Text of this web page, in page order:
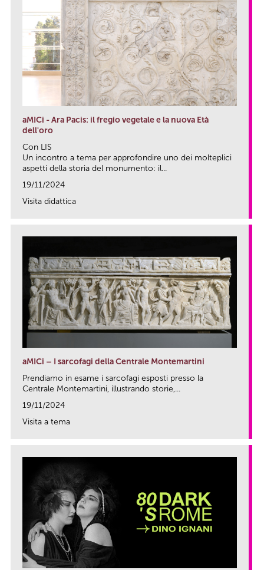
aMICi - Ara Pacis: il fregio vegetale e la nuova Età
dell'oro
Con LIS
Un incontro a tema per approfondire uno dei molteplici
aspetti della storia del monumento: il...
19/11/2024
Visita didattica
aMICi – I sarcofagi della Centrale Montemartini
Prendiamo in esame i sarcofagi esposti presso la
Centrale Montemartini, illustrando storie,...
19/11/2024
Visita a tema